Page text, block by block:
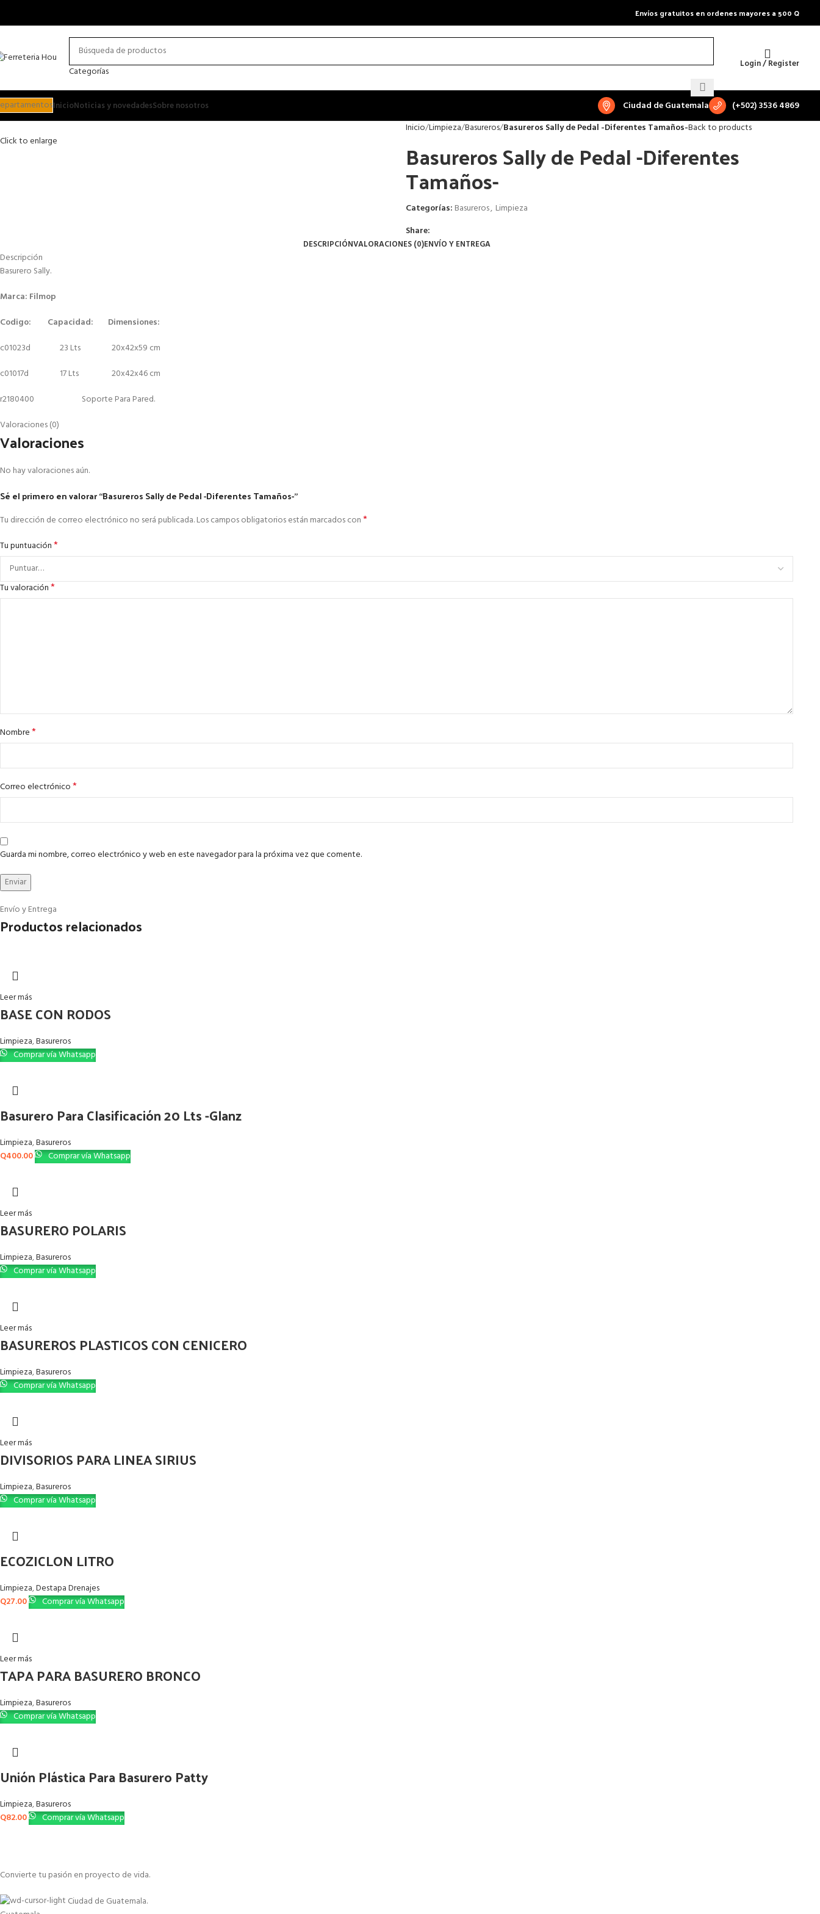
Envíos gratuitos en ordenes mayores a 500 Q
Categorías
Login / Register
InicioNoticias y novedadesSobre nosotros Ciudad de Guatemala (+502) 3536 4869
Click to enlarge
Inicio Limpieza Basureros Basureros Sally de Pedal -Diferentes Tamaños-Back to products
Basureros Sally de Pedal -Diferentes
Tamaños-
Categorías: Basureros, Limpieza
Share:
DESCRIPCIÓNVALORACIONES (0)ENVÍO Y ENTREGA
Descripción
Basurero Sally.
Marca: Filmop
Codigo: Capacidad: Dimensiones:
c01023d 23 Lts 20x42x59 cm
c01017d 17 Lts 20x42x46 cm
r2180400 Soporte Para Pared.
Valoraciones (0)
Valoraciones
No hay valoraciones aún.
Sé el primero en valorar “Basureros Sally de Pedal -Diferentes Tamaños-”
Tu dirección de correo electrónico no será publicada.Los campos obligatorios están marcados con*
Tu puntuación*
Tu valoración*
Nombre*
Correo electrónico*
Guarda mi nombre, correo electrónico y web en este navegador para la próxima vez que comente.
Envío y Entrega
Productos relacionados
Leer más
BASE CON RODOS
Limpieza,Basureros
Comprar vía Whatsapp
Basurero Para Clasificación 20 Lts -Glanz
Limpieza,Basureros
Q400.00 Comprar vía Whatsapp
Leer más
BASURERO POLARIS
Limpieza,Basureros
Comprar vía Whatsapp
Leer más
BASUREROS PLASTICOS CON CENICERO
Limpieza,Basureros
Comprar vía Whatsapp
Leer más
DIVISORIOS PARA LINEA SIRIUS
Limpieza,Basureros
Comprar vía Whatsapp
ECOZICLON LITRO
Limpieza,Destapa Drenajes
Q27.00 Comprar vía Whatsapp
Leer más
TAPA PARA BASURERO BRONCO
Limpieza,Basureros
Comprar vía Whatsapp
Unión Plástica Para Basurero Patty
Limpieza,Basureros
Q82.00 Comprar vía Whatsapp
Convierte tu pasión en proyecto de vida.
Ciudad de Guatemala.